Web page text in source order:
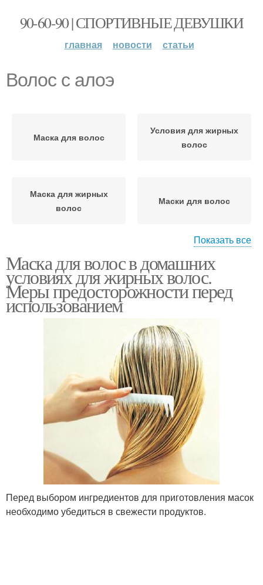
90-60-90 | СПОРТИВНЫЕ ДЕВУШКИ
главная новости статьи
Волос с алоэ
Маска для волос
Условия для жирных
волос
Маска для жирных
волос
Маски для волос
волос
условиях
Уход за жирными
условиях
Показать все
Маска для волос в домашних
условиях для жирных волос.
Меры предосторожности перед
использованием
Перед выбором ингредиентов для приготовления масок
необходимо убедиться в свежести продуктов.